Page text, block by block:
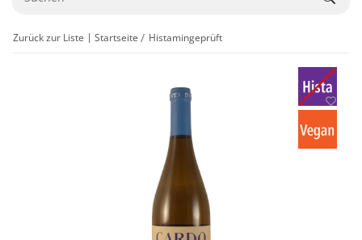
Zurück zur Liste Startseite Histamingeprüft